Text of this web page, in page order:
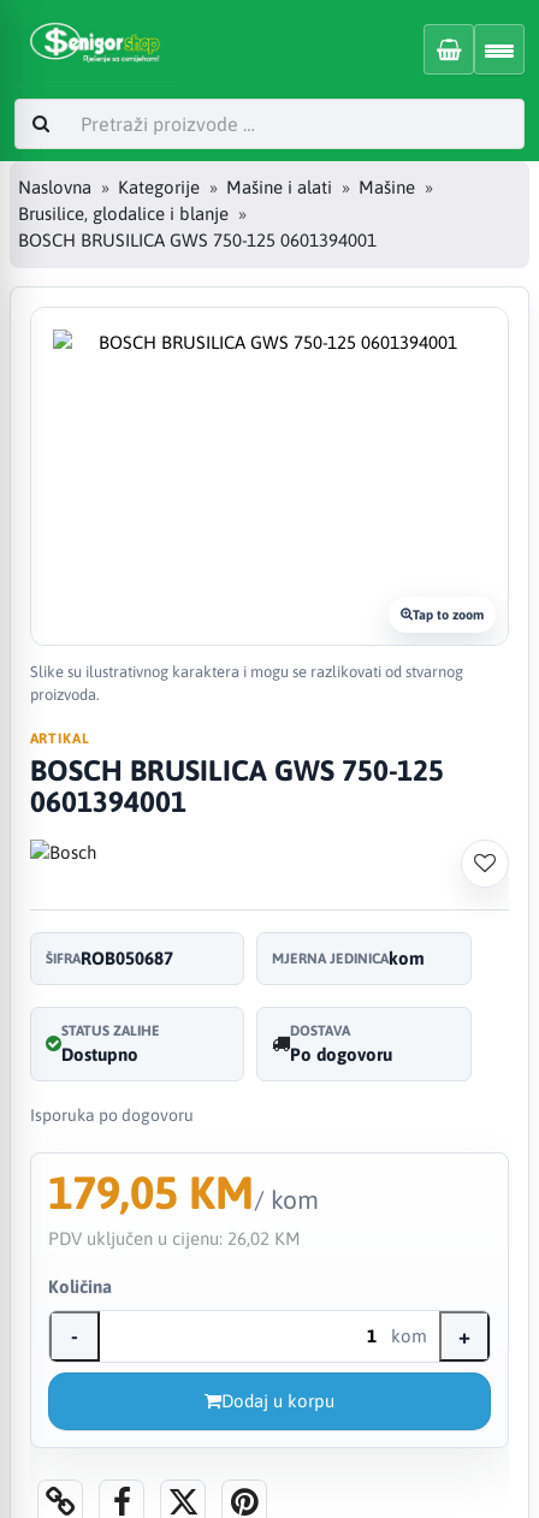
Naslovna Kategorije Mašine i alati
Mašine
Brusilice, glodalice i blanje
BOSCH BRUSILICA GWS 750-125 0601394001
Tap to zoom
Slike su ilustrativnog karaktera i mogu se razlikovati od stvarnog
proizvoda.
ARTIKAL
BOSCH BRUSILICA GWS 750-125
0601394001
ŠIFRAROB050687 MJERNA JEDINICAkom
STATUS ZALIHE
Dostupno
DOSTAVA
Po dogovoru
Isporuka po dogovoru
179,05 KM/ kom
PDV uključen u cijenu: 26,02 KM
Količina
- kom +
Dodaj u korpu